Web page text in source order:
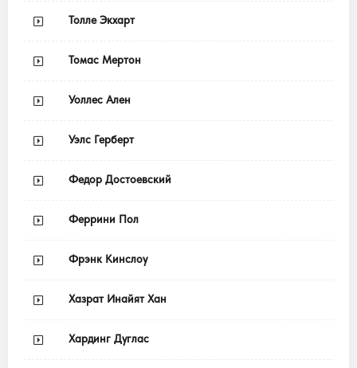
Толле Экхарт
Томас Мертон
Уоллес Ален
Уэлс Герберт
Федор Достоевский
Феррини Пол
Фрэнк Кинслоу
Хазрат Инайят Хан
Хардинг Дуглас